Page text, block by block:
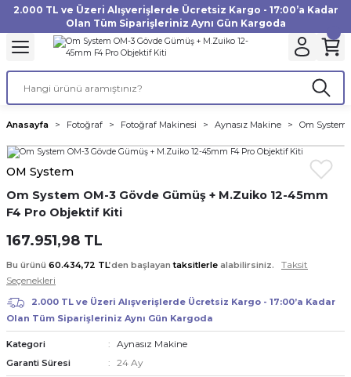
2.000 TL ve Üzeri Alışverişlerde Ücretsiz Kargo - 17:00’a Kadar
Olan Tüm Siparişleriniz Aynı Gün Kargoda
Geri Dön
Makinesi
Geri Dön
Geri Dön
Geri Dön
Geri Dön
Geri Dön
Geri Dön
Geri Dön
Geri Dön
Geri Dön
Geri Dön
Aksesuarları
Geri Dön
Anasayfa Fotoğraf Fotoğraf Makinesi Aynasız Makine Om System
OM System
Om System OM-3 Gövde Gümüş + M.Zuiko 12-45mm
F4 Pro Objektif Kiti
167.951,98 TL
Bu ürünü 60.434,72 TL’den başlayantaksitlerle alabilirsiniz.
Taksit
Seçenekleri
2.000 TL ve Üzeri Alışverişlerde Ücretsiz Kargo - 17:00’a Kadar
Olan Tüm Siparişleriniz Aynı Gün Kargoda
Kategori Aynasız Makine
Garanti Süresi 24 Ay